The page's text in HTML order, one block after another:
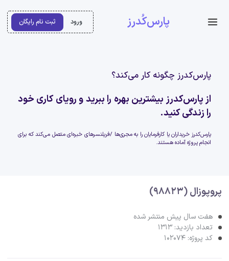
پارس‌کُدرز ورود ثبت نام رایگان
پارس‌کدرز چگونه کار می‌کند؟
از پارس‌کدرز بیشترین بهره را ببرید و رویای کاری خود
را زندگی کنید.
پارس‌کدرز خریداران یا کارفرمایان را به مجری‌ها /فریلنسرهای خبره‌ای متصل می‌کند که برای
انجام پروژه آماده هستند.
پروپوزال (98823)
هفت سال پیش منتشر شده
تعداد بازدید: 1313
کد پروژه: 102074